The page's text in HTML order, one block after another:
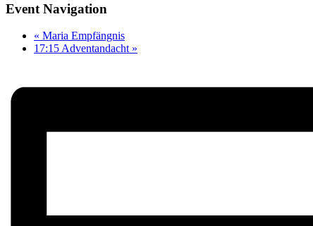
Event Navigation
« Maria Empfängnis
17:15 Adventandacht »